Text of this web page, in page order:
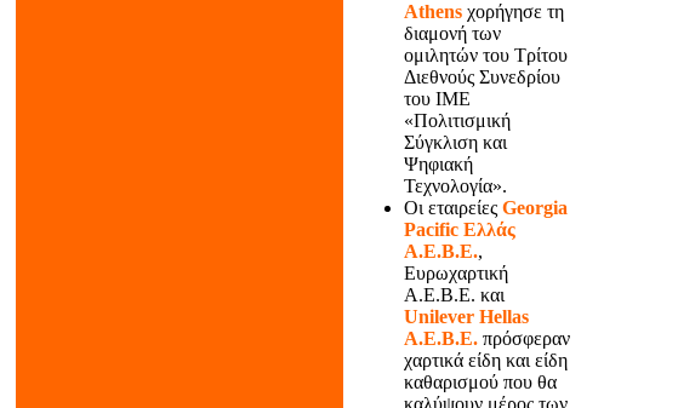
Athens χορήγησε τη
διαμονή των
ομιλητών του Τρίτου
Διεθνούς Συνεδρίου
του ΙΜΕ
«Πολιτισμική
Σύγκλιση και
Ψηφιακή
Τεχνολογία».
Οι εταιρείες Georgia
Pacific Ελλάς
Α.Ε.Β.Ε.,
Ευρωχαρτική
Α.Ε.Β.Ε. και
Unilever Hellas
Α.Ε.Β.Ε. πρόσφεραν
χαρτικά είδη και είδη
καθαρισμού που θα
καλύψουν μέρος των